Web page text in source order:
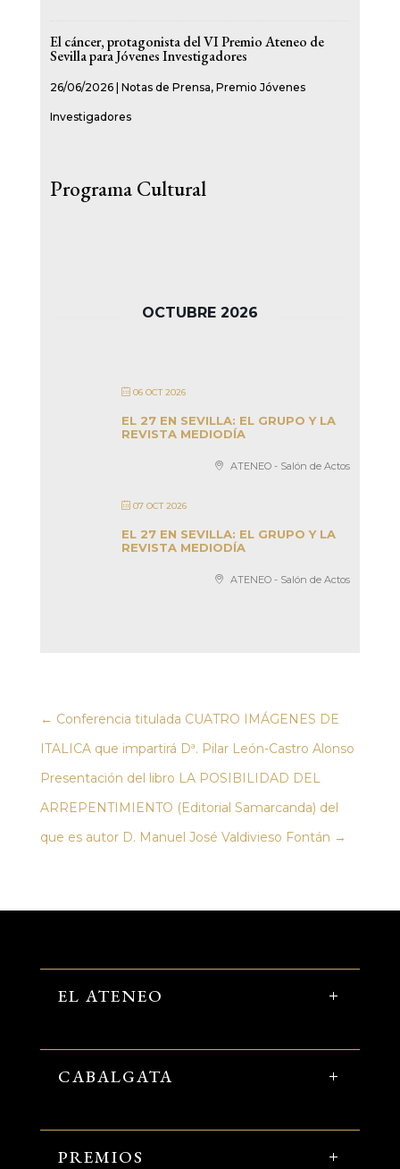
El cáncer, protagonista del VI Premio Ateneo de
Sevilla para Jóvenes Investigadores
26/06/2026| Notas de Prensa, Premio Jóvenes
Investigadores
Programa Cultural
OCTUBRE 2026
06 OCT 2026
EL 27 EN SEVILLA: EL GRUPO Y LA
REVISTA MEDIODÍA
ATENEO - Salón de Actos
07 OCT 2026
EL 27 EN SEVILLA: EL GRUPO Y LA
REVISTA MEDIODÍA
ATENEO - Salón de Actos
← Conferencia titulada CUATRO IMÁGENES DE
ITALICA que impartirá Dª. Pilar León-Castro Alonso
Presentación del libro LA POSIBILIDAD DEL
ARREPENTIMIENTO (Editorial Samarcanda) del
que es autor D. Manuel José Valdivieso Fontán →
EL ATENEO
CABALGATA
PREMIOS